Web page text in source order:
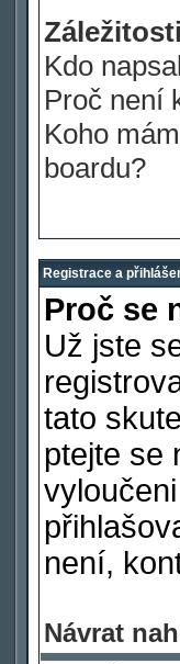
Kdo
Proč není
Koho
boardu?
Registrace a
Proč se
Už jste
tato
ptejte se
není,
Návrat